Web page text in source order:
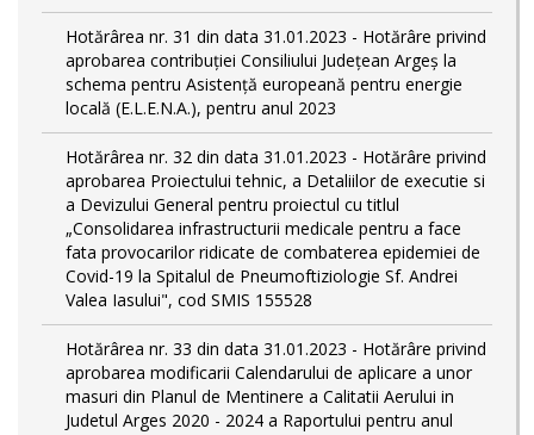
Hotărârea nr. 31 din data 31.01.2023 - Hotărâre privind
aprobarea contribuției Consiliului Județean Argeș la
schema pentru Asistență europeană pentru energie
locală (E.L.E.N.A.), pentru anul 2023
Hotărârea nr. 32 din data 31.01.2023 - Hotărâre privind
aprobarea Proiectului tehnic, a Detaliilor de executie si
a Devizului General pentru proiectul cu titlul
„Consolidarea infrastructurii medicale pentru a face
fata provocarilor ridicate de combaterea epidemiei de
Covid-19 la Spitalul de Pneumoftiziologie Sf. Andrei
Valea Iasului", cod SMIS 155528
Hotărârea nr. 33 din data 31.01.2023 - Hotărâre privind
aprobarea modificarii Calendarului de aplicare a unor
masuri din Planul de Mentinere a Calitatii Aerului in
Judetul Arges 2020 - 2024 a Raportului pentru anul